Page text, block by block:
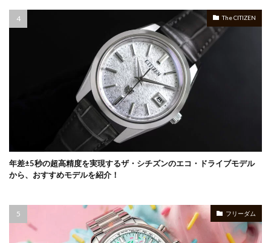
The CITIZEN
年差±5秒の超高精度を実現するザ・シチズンのエコ・ドライブモデル
から、おすすめモデルを紹介！
フリーダム